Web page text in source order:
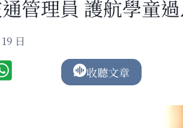
管理員 護航學童
日
收聽文章